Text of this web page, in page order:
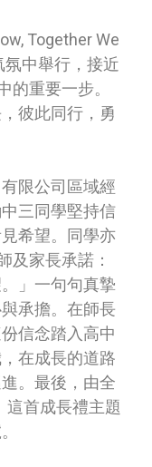
Together We
中舉行，接近
的重要一步。
彼此同行，勇
限公司區域經
三同學堅持信
希望。同學亦
及家長承諾：
」一句句真摯
承擔。在師長
信念踏入高中
在成長的道路
。最後，由全
這首成長禮主題